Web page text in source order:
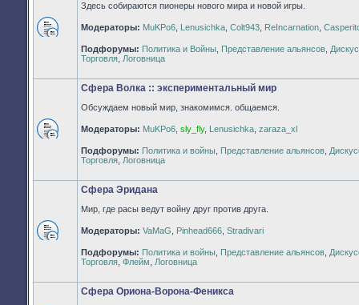
непрочитанных
сообщений
Здесь собираются пионеры нового мира и новой игры.
Модераторы: MuKPo6 Lenusichka Colt943 ReIncarnation
Подфорумы: Политика и Войны Представление альянсов
Торговля Логовница
непрочитанных
сообщений
Сфера Волка :: экспериментальный мир
Обсуждаем новый мир, знакомимся. общаемся.
Модераторы: MuKPo6 sly_fly, Lenusichka zaraza_xl
Подфорумы: Политика и войны Представление альянсов
Торговля Логовница
непрочитанных
сообщений
Сфера Эридана
Мир, где расы ведут войну друг против друга.
Модераторы: VaMaG Pinhead666 Stradivari
Подфорумы: Политика и войны Представление альянсов
Торговля Флейм Логовница
Сфера Ориона-Ворона-Феникса